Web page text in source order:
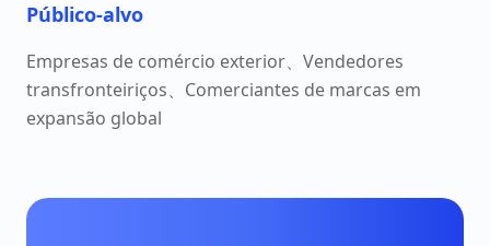
Público-alvo
Empresas de comércio exterior、Vendedores
transfronteiriços、Comerciantes de marcas em
expansão global